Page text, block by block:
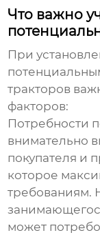
Что важно
При
тракторов
факторов:
Потребности
внимательно
покупателя и
которое
требованиям.
может